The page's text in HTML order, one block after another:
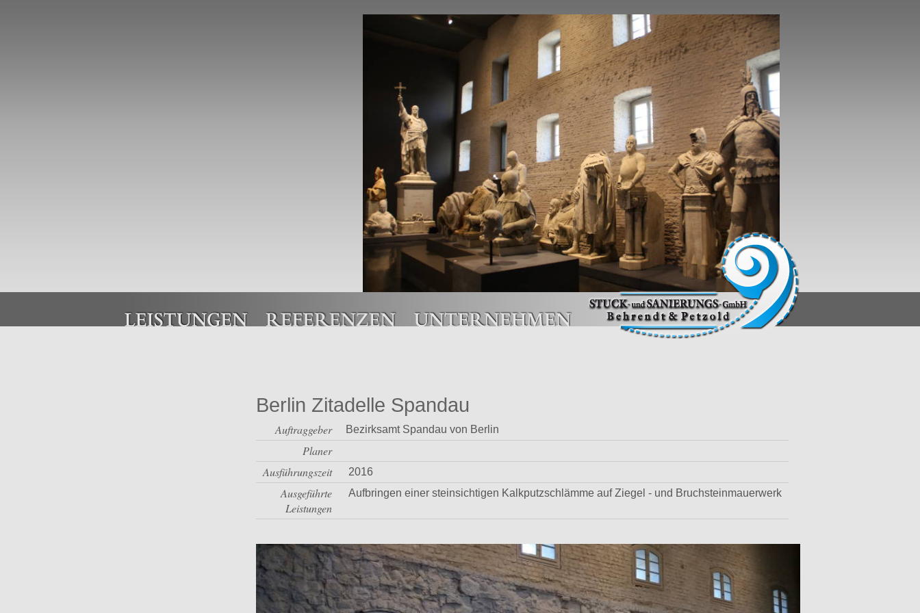
Berlin Zitadelle Spandau
Auftraggeber Bezirksamt Spandau von Berlin
Planer
Ausführungszeit
2016
Ausgeführte
Leistungen
Aufbringen einer steinsichtigen Kalkputzschlämme auf Ziegel - und Bruchsteinmauerwerk